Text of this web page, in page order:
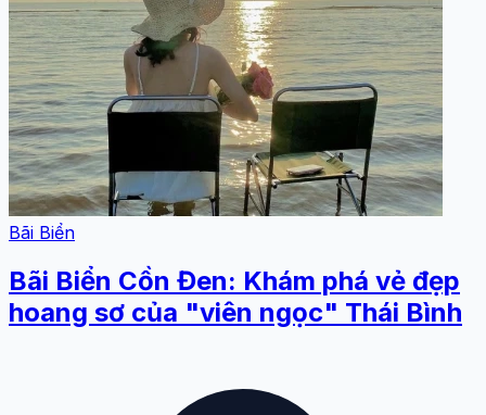
Bãi Biển
Bãi Biển Cồn Đen: Khám phá vẻ đẹp
hoang sơ của "viên ngọc" Thái Bình